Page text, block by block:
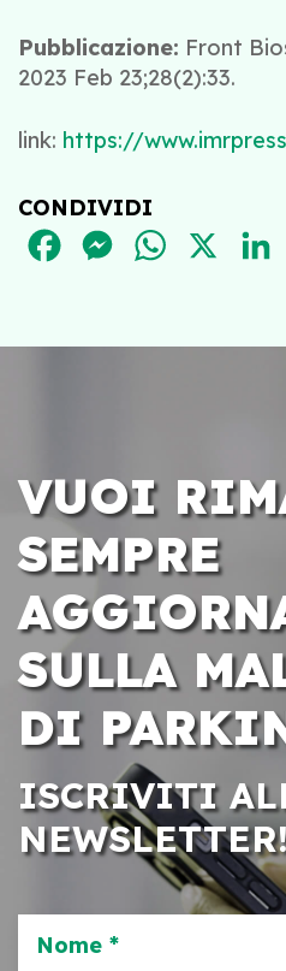
Pubblicazione: Front
2023 Feb 23;28(2):33.
link: https://
CONDIVIDI
FACEBOOKMESSENGER
VUOI
SEMPRE
SULLA
DI
ISCRIVITI
Nome *